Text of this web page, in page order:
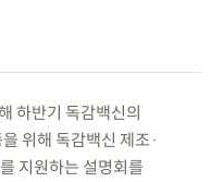
하반기 독감백신의
위해 독감백신 제조·
지원하는 설명회를